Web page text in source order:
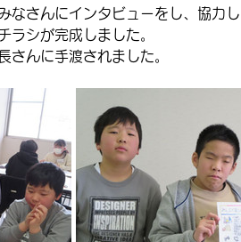
なさんにインタビューをし、協力
ラシが完成しました。
さんに手渡されました。